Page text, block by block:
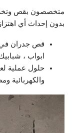
متخصصون بقص
بدون إحداث أي
قص جدران في
ابواب ،
حلول عملية
والكهربائية